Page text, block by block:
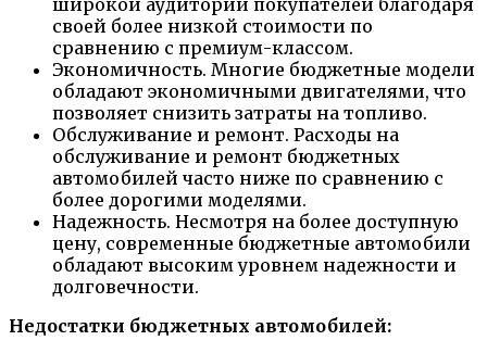
широкой аудитории покупателей благодаря
своей более низкой стоимости по
сравнению с премиум-классом.
Экономичность. Многие бюджетные модели
обладают экономичными двигателями, что
позволяет снизить затраты на топливо.
Обслуживание и ремонт. Расходы на
обслуживание и ремонт бюджетных
автомобилей часто ниже по сравнению с
более дорогими моделями.
Надежность. Несмотря на более доступную
цену, современные бюджетные автомобили
обладают высоким уровнем надежности и
долговечности.
Недостатки бюджетных автомобилей: